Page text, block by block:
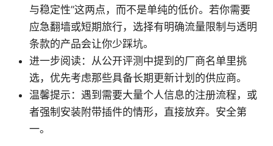
与稳定性”这两点，而不是单纯的低价。若你需要
应急翻墙或短期旅行，选择有明确流量限制与透明
条款的产品会让你少踩坑。
进一步阅读：从公开评测中提到的厂商名单里挑
选，优先考虑那些具备长期更新计划的供应商。
温馨提示：遇到需要大量个人信息的注册流程，或
者强制安装附带插件的情形，直接放弃。安全第
一。